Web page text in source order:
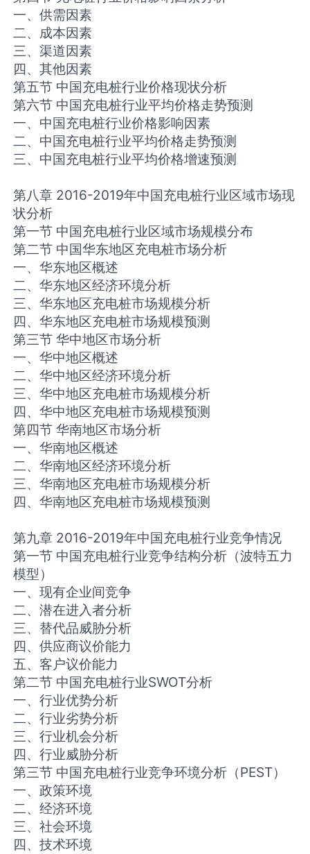
一、供需因素
二、成本因素
三、渠道因素
四、其他因素
第五节 中国充电桩行业价格现状分析
第六节 中国充电桩行业平均价格走势预测
一、中国充电桩行业价格影响因素
二、中国充电桩行业平均价格走势预测
三、中国充电桩行业平均价格增速预测
第八章 2016-2019年中国充电桩行业区域市场现
状分析
第一节 中国充电桩行业区域市场规模分布
第二节 中国华东地区充电桩市场分析
一、华东地区概述
二、华东地区经济环境分析
三、华东地区充电桩市场规模分析
四、华东地区充电桩市场规模预测
第三节 华中地区市场分析
一、华中地区概述
二、华中地区经济环境分析
三、华中地区充电桩市场规模分析
四、华中地区充电桩市场规模预测
第四节 华南地区市场分析
一、华南地区概述
二、华南地区经济环境分析
三、华南地区充电桩市场规模分析
四、华南地区充电桩市场规模预测
第九章 2016-2019年中国充电桩行业竞争情况
第一节 中国充电桩行业竞争结构分析（波特五力
模型）
一、现有企业间竞争
二、潜在进入者分析
三、替代品威胁分析
四、供应商议价能力
五、客户议价能力
第二节 中国充电桩行业SWOT分析
一、行业优势分析
二、行业劣势分析
三、行业机会分析
四、行业威胁分析
第三节 中国充电桩行业竞争环境分析（PEST）
一、政策环境
二、经济环境
三、社会环境
四、技术环境